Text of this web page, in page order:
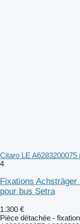
Citaro LE A6283200075
4
Fixations Achsträger
pour bus Setra
1.300 €
Pièce détachée -